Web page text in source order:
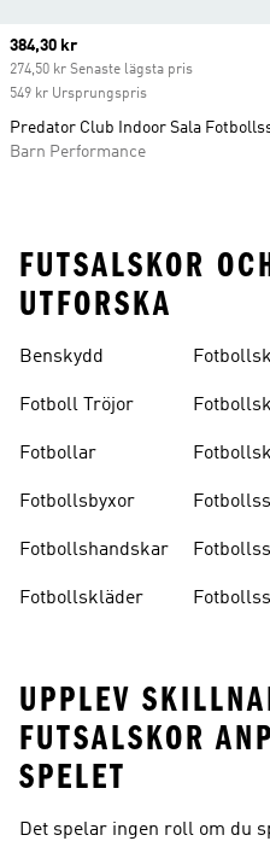
Current price
384,30 kr
274,50 kr Senaste lägsta pris
549 kr Ursprungspris
Predator Club Indoor Sala
Barn Performance
FUTSALSKOR
UTFORSKA
Benskydd
Fotboll Tröjor
Fotbollar
Fotbollsbyxor
Fotbollshandskar
Fotbollskläder
UPPLEV
FUTSALSKOR
SPELET
Det spelar ingen roll om du